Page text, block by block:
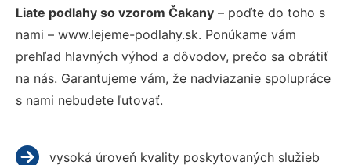
Liate podlahy so vzorom Čakany – poďte do toho s
nami – www.lejeme-podlahy.sk. Ponúkame vám
prehľad hlavných výhod a dôvodov, prečo sa obrátiť
na nás. Garantujeme vám, že nadviazanie spolupráce
s nami nebudete ľutovať.
vysoká úroveň kvality poskytovaných služieb